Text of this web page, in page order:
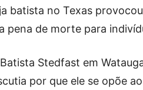
batista no Texas
pena de morte para
Stedfast em
por que ele se opõe